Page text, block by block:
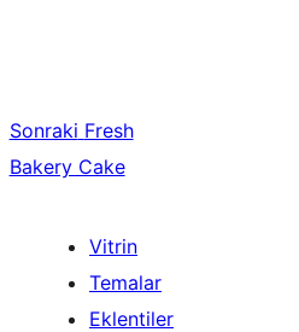
Sonraki Fresh
Bakery Cake
Vitrin
Temalar
Eklentiler